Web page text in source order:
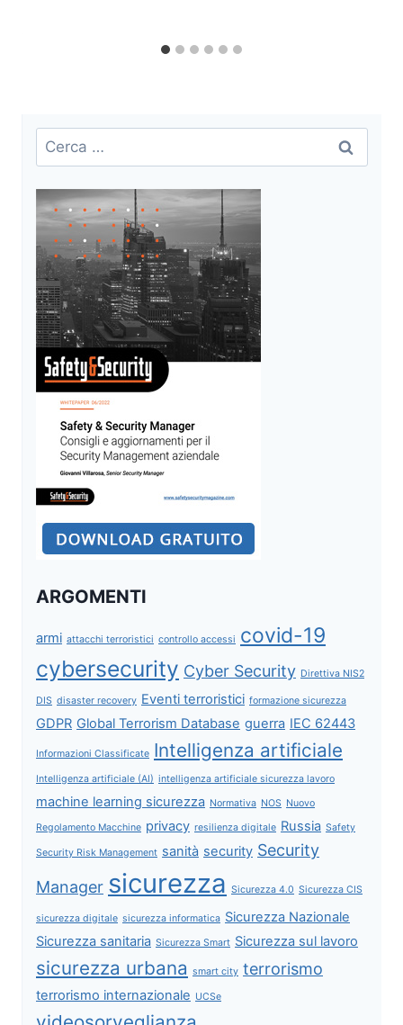
Ricerca
per:
ARGOMENTI
armi attacchi terroristici controllo accessi covid-19
cybersecurity Cyber Security Direttiva NIS2
DIS disaster recovery Eventi terroristici formazione sicurezza
GDPR Global Terrorism Database guerra IEC 62443
Informazioni Classificate Intelligenza artificiale
Intelligenza artificiale (AI) intelligenza artificiale sicurezza lavoro
machine learning sicurezza Normativa NOS Nuovo
Regolamento Macchine privacy resilienza digitale Russia Safety
Security Risk Management sanità security Security
Manager sicurezza Sicurezza 4.0 Sicurezza CIS
sicurezza digitale sicurezza informatica Sicurezza Nazionale
Sicurezza sanitaria Sicurezza Smart Sicurezza sul lavoro
sicurezza urbana smart city terrorismo
terrorismo internazionale UCSe